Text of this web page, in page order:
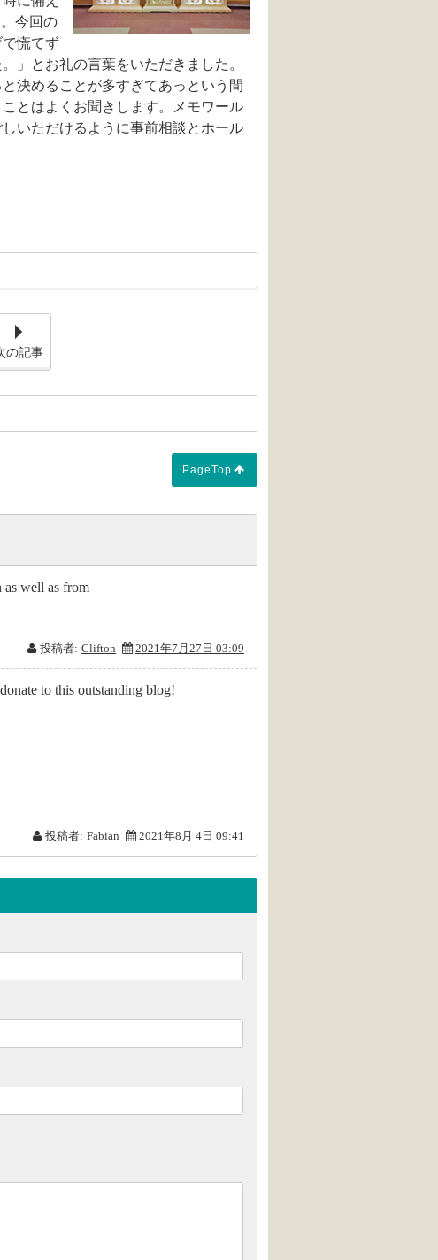
今回の
慌てず
」とお礼の言葉をいただきました。
決めることが多すぎてあっという間
とはよくお聞きします。メモワール
いただけるように事前相談とホール
の記事
PageTop
as well as from
投稿者: Clifton 2021年7月27日 03:09
to this outstanding blog!
投稿者: Fabian 2021年8月 4日 09:41